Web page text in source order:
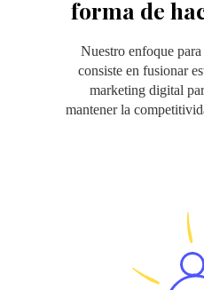
forma de
Nuestro enfoque
consiste en fusionar
marketing digital
mantener la